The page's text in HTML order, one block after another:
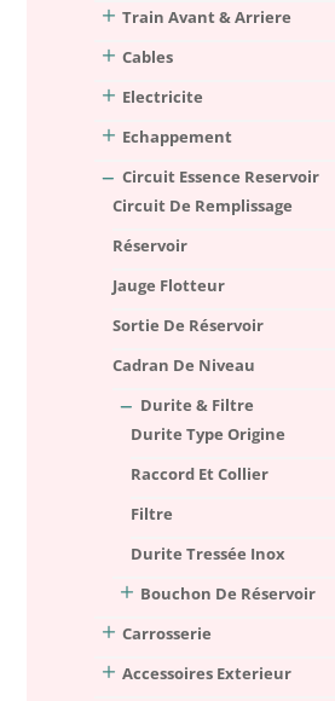
Train Avant & Arriere
Cables
Electricite
Echappement
Circuit Essence Reservoir
Circuit De Remplissage
Réservoir
Jauge Flotteur
Sortie De Réservoir
Cadran De Niveau
Durite & Filtre
Durite Type Origine
Raccord Et Collier
Filtre
Durite Tressée Inox
Bouchon De Réservoir
Carrosserie
Accessoires Exterieur